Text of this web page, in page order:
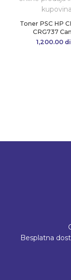
Toner PSC HP
CRG737
1,200.00
Besplatna